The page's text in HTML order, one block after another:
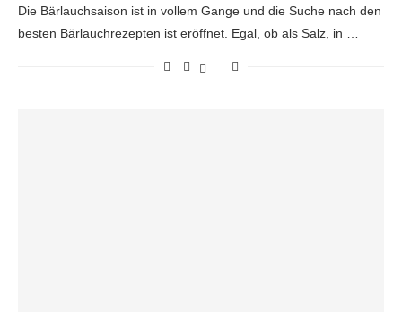
Die Bärlauchsaison ist in vollem Gange und die Suche nach den
besten Bärlauchrezepten ist eröffnet. Egal, ob als Salz, in …